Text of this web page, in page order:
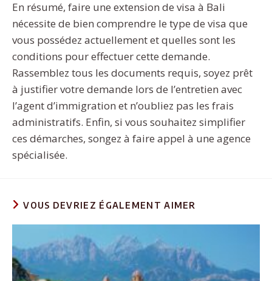
En résumé, faire une extension de visa à Bali
nécessite de bien comprendre le type de visa que
vous possédez actuellement et quelles sont les
conditions pour effectuer cette demande.
Rassemblez tous les documents requis, soyez prêt
à justifier votre demande lors de l’entretien avec
l’agent d’immigration et n’oubliez pas les frais
administratifs. Enfin, si vous souhaitez simplifier
ces démarches, songez à faire appel à une agence
spécialisée.
VOUS DEVRIEZ ÉGALEMENT AIMER